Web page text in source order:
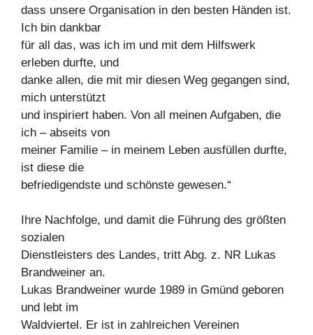
dass unsere Organisation in den besten Händen ist.
Ich bin dankbar
für all das, was ich im und mit dem Hilfswerk
erleben durfte, und
danke allen, die mit mir diesen Weg gegangen sind,
mich unterstützt
und inspiriert haben. Von all meinen Aufgaben, die
ich – abseits von
meiner Familie – in meinem Leben ausfüllen durfte,
ist diese die
befriedigendste und schönste gewesen.“
Ihre Nachfolge, und damit die Führung des größten
sozialen
Dienstleisters des Landes, tritt Abg. z. NR Lukas
Brandweiner an.
Lukas Brandweiner wurde 1989 in Gmünd geboren
und lebt im
Waldviertel. Er ist in zahlreichen Vereinen